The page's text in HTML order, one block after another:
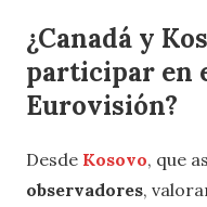
¿Canadá y
participar en
Eurovisión?
Desde Kosovo, que
observadores,